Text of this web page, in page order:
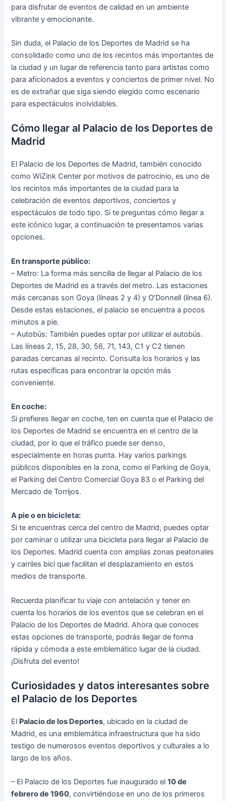
para disfrutar de eventos de calidad en un ambiente
vibrante y emocionante.
Sin duda, el Palacio de los Deportes de Madrid se ha
consolidado como uno de los recintos más importantes de
la ciudad y un lugar de referencia tanto para artistas como
para aficionados a eventos y conciertos de primer nivel. No
es de extrañar que siga siendo elegido como escenario
para espectáculos inolvidables.
Cómo llegar al Palacio de los Deportes de
Madrid
El Palacio de los Deportes de Madrid, también conocido
como WiZink Center por motivos de patrocinio, es uno de
los recintos más importantes de la ciudad para la
celebración de eventos deportivos, conciertos y
espectáculos de todo tipo. Si te preguntas cómo llegar a
este icónico lugar, a continuación te presentamos varias
opciones.
En transporte público:
– Metro: La forma más sencilla de llegar al Palacio de los
Deportes de Madrid es a través del metro. Las estaciones
más cercanas son Goya (líneas 2 y 4) y O’Donnell (línea 6).
Desde estas estaciones, el palacio se encuentra a pocos
minutos a pie.
– Autobús: También puedes optar por utilizar el autobús.
Las líneas 2, 15, 28, 30, 56, 71, 143, C1 y C2 tienen
paradas cercanas al recinto. Consulta los horarios y las
rutas específicas para encontrar la opción más
conveniente.
En coche:
Si prefieres llegar en coche, ten en cuenta que el Palacio de
los Deportes de Madrid se encuentra en el centro de la
ciudad, por lo que el tráfico puede ser denso,
especialmente en horas punta. Hay varios parkings
públicos disponibles en la zona, como el Parking de Goya,
el Parking del Centro Comercial Goya 83 o el Parking del
Mercado de Torrijos.
A pie o en bicicleta:
Si te encuentras cerca del centro de Madrid, puedes optar
por caminar o utilizar una bicicleta para llegar al Palacio de
los Deportes. Madrid cuenta con amplias zonas peatonales
y carriles bici que facilitan el desplazamiento en estos
medios de transporte.
Recuerda planificar tu viaje con antelación y tener en
cuenta los horarios de los eventos que se celebran en el
Palacio de los Deportes de Madrid. Ahora que conoces
estas opciones de transporte, podrás llegar de forma
rápida y cómoda a este emblemático lugar de la ciudad.
¡Disfruta del evento!
Curiosidades y datos interesantes sobre
el Palacio de los Deportes
El Palacio de los Deportes, ubicado en la ciudad de
Madrid, es una emblemática infraestructura que ha sido
testigo de numerosos eventos deportivos y culturales a lo
largo de los años.
– El Palacio de los Deportes fue inaugurado el10 de
febrero de 1960, convirtiéndose en uno de los primeros